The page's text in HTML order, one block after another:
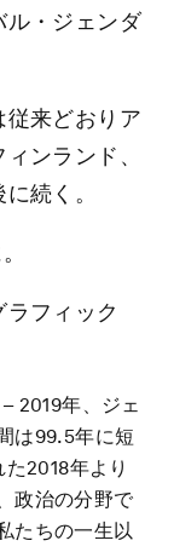
ル・ジェンダ
従来どおりア
ンランド、
続く。
フィック
2019年、ジェ
は99.5年に短
2018年より
政治の分野で
たちの一生以